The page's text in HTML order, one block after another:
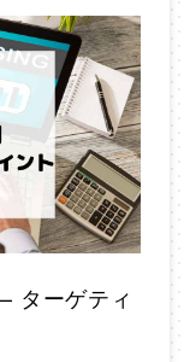
ターゲティ